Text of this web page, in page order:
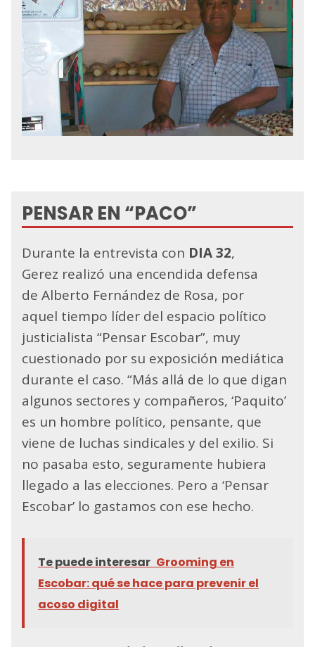
PENSAR EN “PACO”
Durante la entrevista con DIA 32,
Gerez realizó una encendida defensa
de Alberto Fernández de Rosa, por
aquel tiempo líder del espacio político
justicialista “Pensar Escobar”, muy
cuestionado por su exposición mediática
durante el caso. “Más allá de lo que digan
algunos sectores y compañeros, ‘Paquito’
es un hombre político, pensante, que
viene de luchas sindicales y del exilio. Si
no pasaba esto, seguramente hubiera
llegado a las elecciones. Pero a ‘Pensar
Escobar’ lo gastamos con ese hecho.
Te puede interesar Grooming en
Escobar: qué se hace para prevenir el
acoso digital